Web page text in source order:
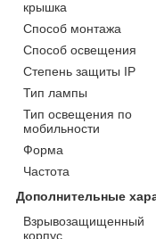
крышка
Способ монтажа
Способ освещения
Степень защиты IP
Тип лампы
Тип освещения по
мобильности
Форма
Частота
Дополнительные
Взрывозащищенный
корпус